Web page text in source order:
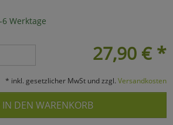
Werktage
27,90 € *
* inkl. gesetzlicher MwSt und zzgl. Versandkosten
IN DEN WARENKORB
speichern